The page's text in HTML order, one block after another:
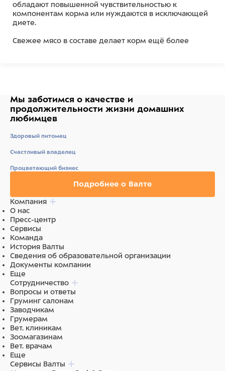
обладают повышенной чувствительностью к
компонентам корма или нуждаются в исключающей
диете.
Свежее мясо в составе делает корм ещё более
Пребиотики М.О.S и X.O.S.
естественный баланс кишечной микрофлоры и
способствует оптимальному усвоению питательных
веществ.
ароматизаторов. Сделано в Италии.
рыба (дегидрированный лосось 26%, свежий
лосось 10%), рис, кукуруза, животный жир
(очищенное на 99,5% куриное масло),
гидролизованные животные белки (свиная и куриная
печень), пивные дрожжи, рыбий жир (масло лосося),
минеральные вещества, маннанолигосахариды (MOS
1%), ксилоолигосахариды (XOS 0,3%), Юкка Шидигера
(0,1%), продукты переработки растений (шиповник
0,1%).
ПИТАТЕЛЬНАЯ ЦЕННОСТЬ:
клетчатка 1,4%, сырой жир 15%, сырая зола 6%,
кальций 1,6%, фосфор 1, 1%, омега-3 жирные кислоты
0,6%, омега-6 жирные кислоты 3,85%.
ЭНЕРГЕТИЧЕСКАЯ ЦЕННОСТЬ:
ПИТАТЕЛЬНЫЕ ДОБАВКИ/КГ:
ацетат) 30700 МЕ, витамин D3 1610 МЕ, витамин Е
(рацемическая смесь всех изомеров альфа-
токоферола ацетата) 72 мг, селен (селенит натрия 0,38
мг) 0,17 мг, марганец (сульфат марганца моногидрат
Мы заботимся о качестве и
продолжительности жизни домашних
любимцев
Здоровый питомец
Счастливый владелец
Процветающий бизнес
Подробнее о Валте
Компания
О нас
Пресс-центр
Сервисы
Команда
История Валты
Сведения об образовательной организации
Документы компании
Еще
Сотрудничество
Вопросы и ответы
Груминг салонам
Заводчикам
Грумерам
Вет. клиникам
Зоомагазинам
Вет. врачам
Еще
Сервисы Валты